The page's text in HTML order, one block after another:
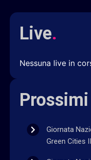
Live.
Nessuna live in
Giornata
Green Cities